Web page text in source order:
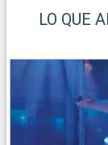
LO QUE